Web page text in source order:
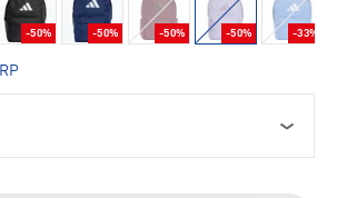
-50% -50% -50% -50% -33%